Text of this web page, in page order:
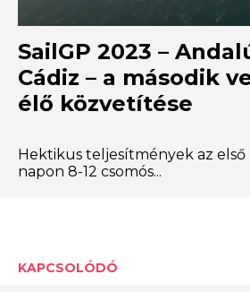
SailGP 2023 –
Cádiz – a második
élő közvetítése
Hektikus teljesítmények az első
napon 8-12 csomós...
KAPCSOLÓDÓ